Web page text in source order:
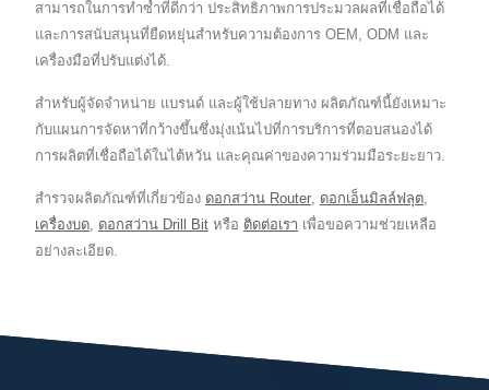
สามารถในการทำซ้ำที่ดีกว่า ประสิทธิภาพการประมวลผลที่เชื่อถือได้
และการสนับสนุนที่ยืดหยุ่นสำหรับความต้องการ OEM, ODM และ
เครื่องมือที่ปรับแต่งได้.
สำหรับผู้จัดจำหน่าย แบรนด์ และผู้ใช้ปลายทาง ผลิตภัณฑ์นี้ยังเหมาะ
กับแผนการจัดหาที่กว้างขึ้นซึ่งมุ่งเน้นไปที่การบริการที่ตอบสนองได้
การผลิตที่เชื่อถือได้ในไต้หวัน และคุณค่าของความร่วมมือระยะยาว.
สำรวจผลิตภัณฑ์ที่เกี่ยวข้อง ดอกสว่าน Router, ดอกเอ็นมิลล์ฟลุต,
เครื่องบด, ดอกสว่าน Drill Bit หรือ ติดต่อเรา เพื่อขอความช่วยเหลือ
อย่างละเอียด.